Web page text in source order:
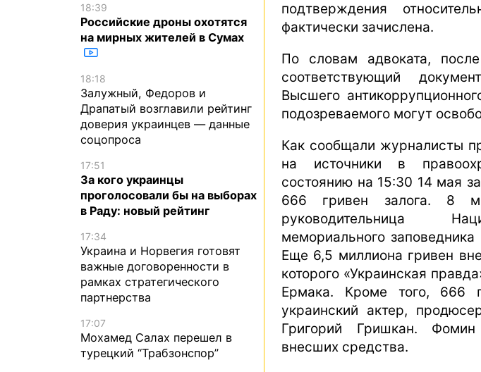
подтверждения
фактически зачислена.
По словам адвоката,
соответствующий
Высшего
подозреваемого могут
Как сообщали журналисты
на источники в
состоянию на 15:30 14 мая
666 гривен залога. 8
руководительница
мемориального
Еще 6,5 миллиона гривен
которого «Украинская
Ермака. Кроме того, 666
украинский актер,
Григорий Гришкан.
внесших средства.
18:39
Российские дроны охотятся
на мирных жителей в Сумах
18:18
Залужный, Федоров и
Драпатый возглавили рейтинг
доверия украинцев — данные
соцопроса
17:51
За кого украинцы
проголосовали бы на выборах
в Раду: новый рейтинг
17:34
Украина и Норвегия готовят
важные договоренности в
рамках стратегического
партнерства
17:07
Мохамед Салах перешел в
турецкий “Трабзонспор”